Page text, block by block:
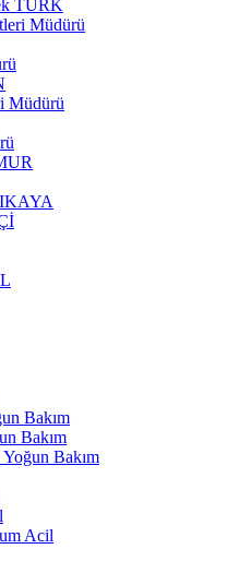
TÜRK
Müdürü
Müdürü
Bakım
Bakım
Bakım
Acil